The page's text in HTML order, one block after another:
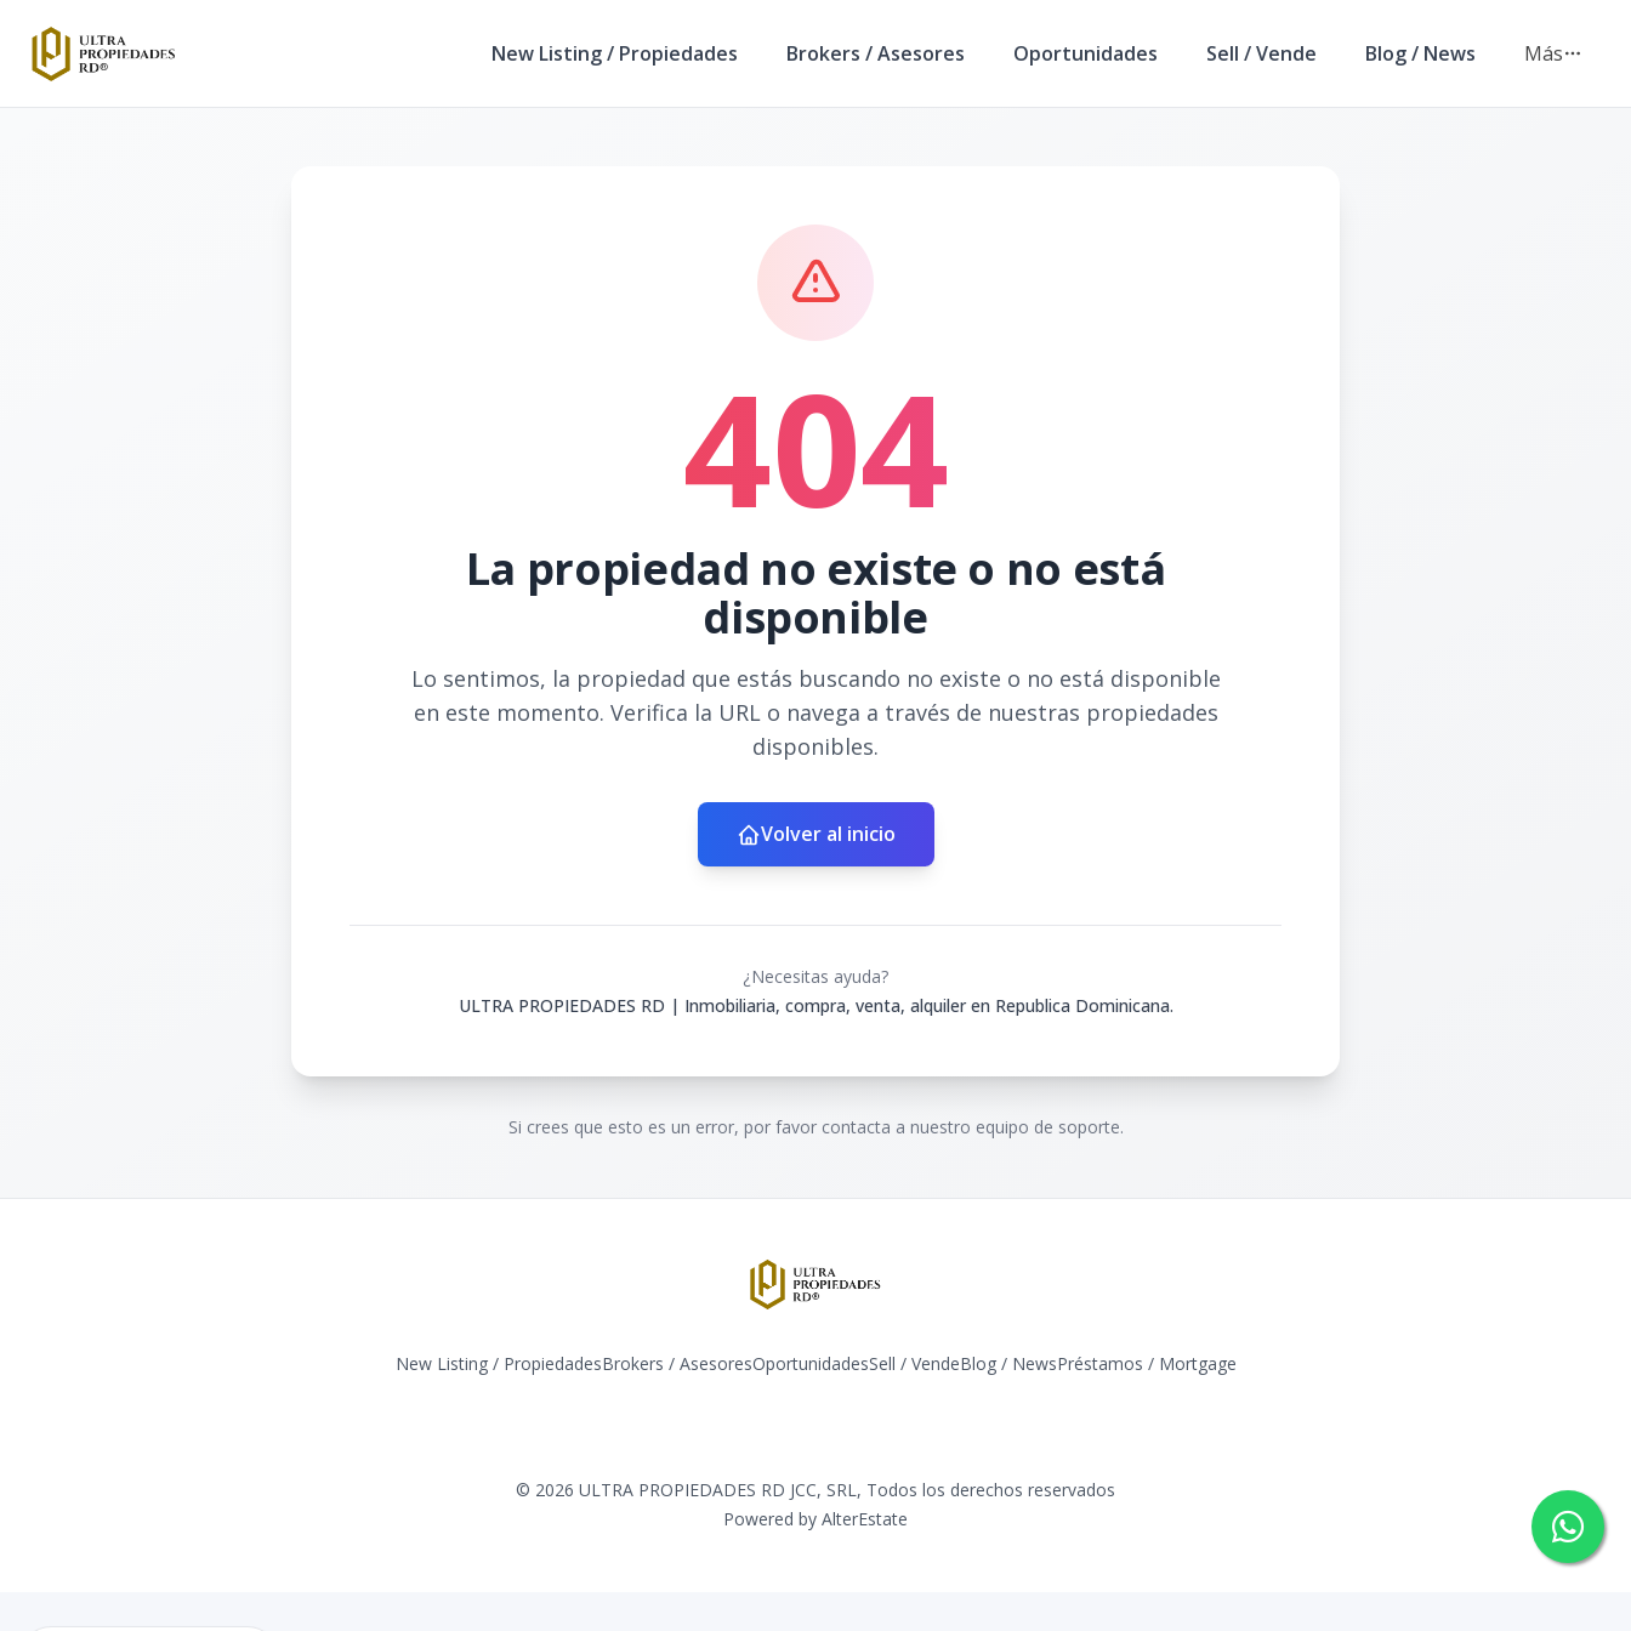
New Listing / Propiedades Brokers / Asesores Oportunidades Sell / Vende Blog / News Más
404
La propiedad no existe o no está
disponible
Lo sentimos, la propiedad que estás buscando no existe o no está disponible
en este momento. Verifica la URL o navega a través de nuestras propiedades
disponibles.
Volver al inicio
¿Necesitas ayuda?
ULTRA PROPIEDADES RD | Inmobiliaria, compra, venta, alquiler en Republica Dominicana.
Si crees que esto es un error, por favor contacta a nuestro equipo de soporte.
New Listing / PropiedadesBrokers / AsesoresOportunidadesSell / VendeBlog / News​Préstamos / Mortgage
© 2026 ULTRA PROPIEDADES RD JCC, SRL, Todos los derechos reservados
Powered by AlterEstate